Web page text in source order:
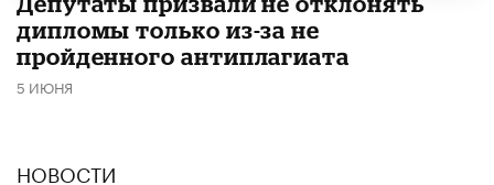
дипломы только из-за не
пройденного антиплагиата
5 ИЮНЯ
НОВОСТИ